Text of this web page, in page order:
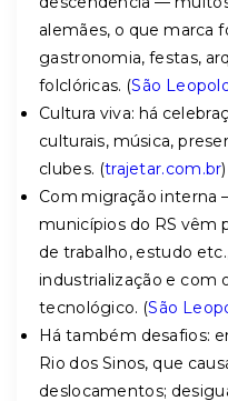
alemães, o que marca
gastronomia, festas,
folclóricas. (São
Cultura viva: há
culturais, música,
clubes. (trajetar.com.br)
Com migração interna
municípios do RS vêm
de trabalho, estudo
industrialização e com
tecnológico. (São
Há também desafios:
Rio dos Sinos, que
deslocamentos;